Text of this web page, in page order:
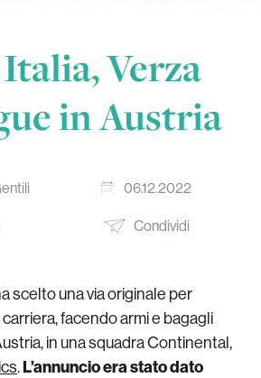
Verza
in Austria
06.12.2022
Condividi
scelto una via originale per
facendo armi e bagagli
in una squadra Continental,
.L’annuncio era stato dato